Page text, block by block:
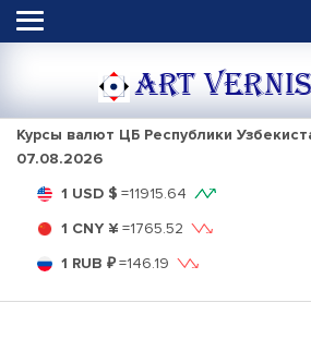
ART
Курсы валют ЦБ Республики
07.08.2026
1 USD $ =11915.64
1 CNY ¥ =1765.52
1 RUB ₽=146.19